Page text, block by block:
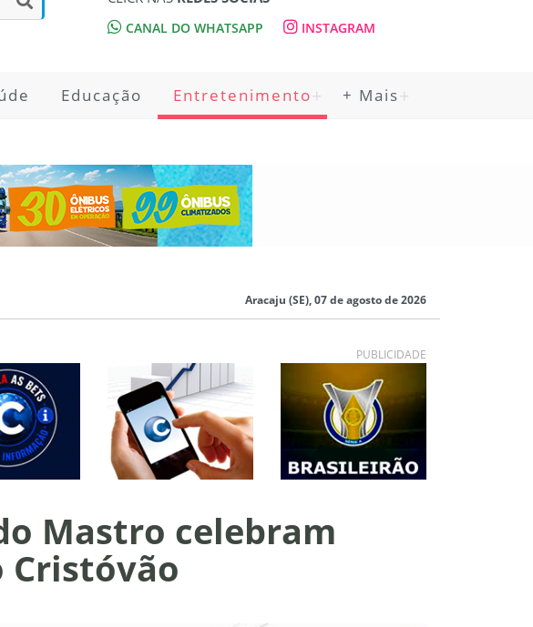
CANAL DO WHATSAPP INSTAGRAM
Educação Entretenimento + Mais
Aracaju (SE), 07 de agosto de 2026
PUBLICIDADE
Mastro celebram